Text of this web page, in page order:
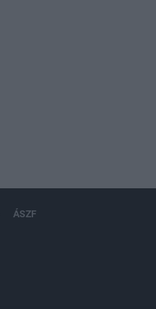
ÁSZF